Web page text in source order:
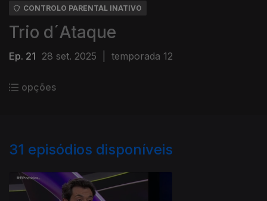
CONTROLO PARENTAL INATIVO
Trio d´Ataque
Ep. 21 28 set. 2025 temporada 12
opções
31 episódios disponíveis